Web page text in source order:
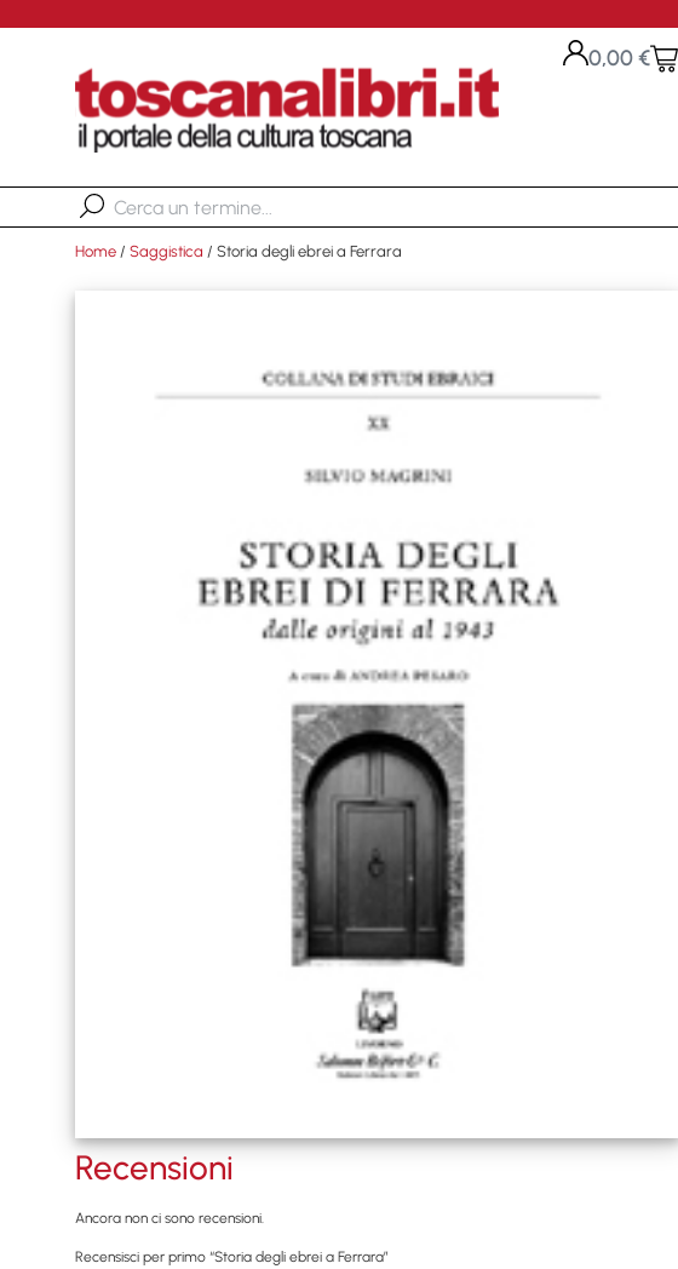
0,00€
Home / Saggistica / Storia degli ebrei a Ferrara
Recensioni
Ancora non ci sono recensioni.
Recensisci per primo “Storia degli ebrei a Ferrara”